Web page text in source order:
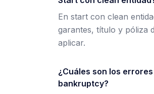
En start con clean
garantes, título y póliza
aplicar.
¿Cuáles son los
bankruptcy?